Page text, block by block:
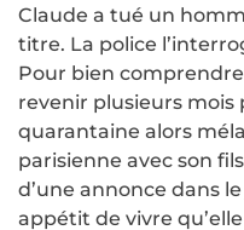
Claude a tué un
titre. La police
Pour bien comprendre
revenir plusieurs mois
quarantaine alors
parisienne avec son
d’une annonce dans
appétit de vivre